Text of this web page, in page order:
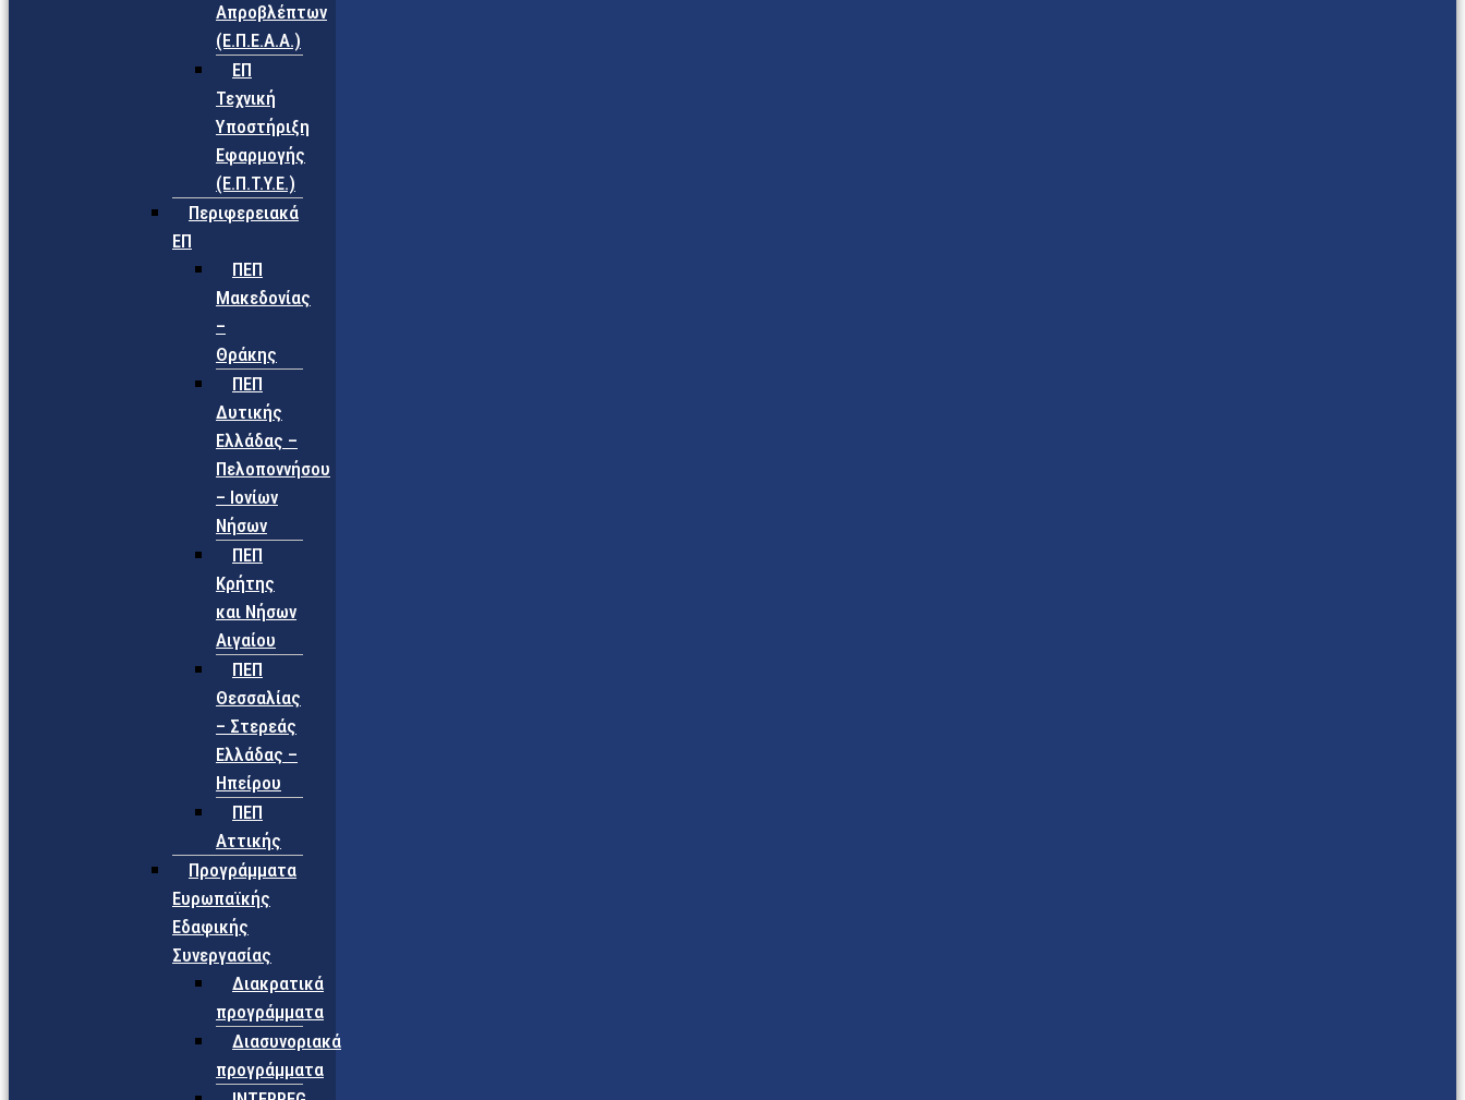
Απροβλέπτων
(Ε.Π.Ε.Α.Α.)
ΕΠ
Τεχνική
Υποστήριξη
Εφαρμογής
(Ε.Π.Τ.Υ.Ε.)
Περιφερειακά
ΕΠ
ΠΕΠ
Μακεδονίας
–
Θράκης
ΠΕΠ
Δυτικής
Ελλάδας –
Πελοποννήσου
– Ιονίων
Νήσων
ΠΕΠ
Κρήτης
και Νήσων
Αιγαίου
ΠΕΠ
Θεσσαλίας
– Στερεάς
Ελλάδας –
Ηπείρου
ΠΕΠ
Αττικής
Προγράμματα
Ευρωπαϊκής
Εδαφικής
Συνεργασίας
Διακρατικά
προγράμματα
Διασυνοριακά
προγράμματα